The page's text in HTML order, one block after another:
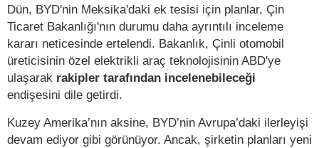
Dün, BYD'nin Meksika'daki ek tesisi için planlar, Çin
Ticaret Bakanlığı'nın durumu daha ayrıntılı inceleme
kararı neticesinde ertelendi. Bakanlık, Çinli otomobil
üreticisinin özel elektrikli araç teknolojisinin ABD'ye
ulaşarak rakipler tarafından incelenebileceği
endişesini dile getirdi.
Kuzey Amerika’nın aksine, BYD’nin Avrupa’daki ilerleyişi
devam ediyor gibi görünüyor. Ancak, şirketin planları yeni